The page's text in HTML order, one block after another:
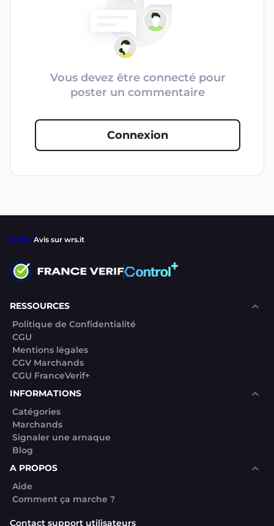
Vous devez être connecté pour
poster un commentaire
Connexion
VerifierAvis sur wrs.it
RESSOURCES
Politique de Confidentialité
CGU
Mentions légales
CGV Marchands
CGU FranceVerif+
INFORMATIONS
Catégories
Marchands
Signaler une arnaque
Blog
A PROPOS
Aide
Comment ça marche ?
Contact support utilisateurs